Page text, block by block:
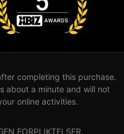
completing this purchase.
about a minute and will not
online activities.
FORPLIKTELSER.